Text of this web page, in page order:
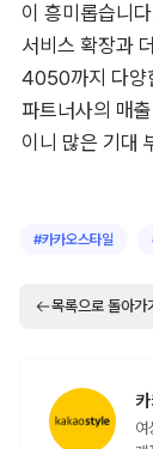
이 흥미롭습니
서비스 확장과
4050까지 다양
파트너사의 매
이니 많은 기대
#카카오스타일
목록으로 돌아가
여